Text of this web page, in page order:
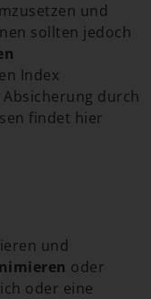
und
sollten jedoch
Index
durch
findet hier
und
oder
oder eine